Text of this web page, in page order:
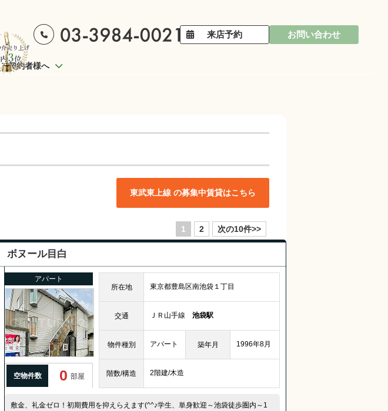
来店予約 お問い合わせ
ご契約者様へ
東武東上線 の募集中賃貸はこちら
1 2 次の10件>>
ボヌール目白
アパート
空物件数 0 部屋
所在地 東京都豊島区南池袋１丁目
交通 ＪＲ山手線池袋駅
物件種別 アパート 築年月 1996年8月
階数/構造 2階建/木造
敷金、礼金ゼロ！初期費用を抑えらえます(^^♪学生、単身歓迎～池袋徒歩圏内～1